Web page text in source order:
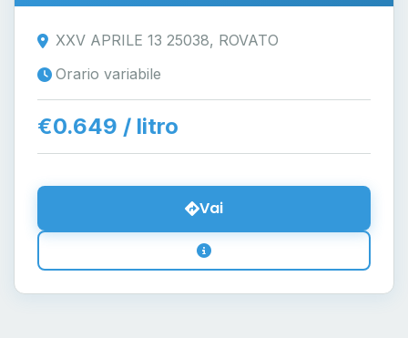
XXV APRILE 13 25038, ROVATO
Orario variabile
€0.649 / litro
Vai